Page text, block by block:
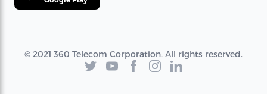
© 2021 360 Telecom Corporation. All rights reserved.